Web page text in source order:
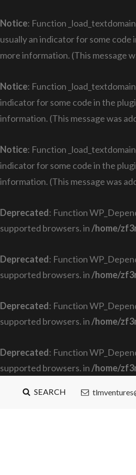
Notice: Function
usually an indicator for some
more information. (This message
Notice: Function
indicator for some code in the
information. (This message was
Notice: Function
indicator for some code in the
information. (This message was
Deprecated: Function
supported browsers. in /home/
Deprecated: Function
supported browsers. in /home/
Deprecated: Function
supported browsers. in /home/
Deprecated: Function
supported browsers. in /home/
SEARCH